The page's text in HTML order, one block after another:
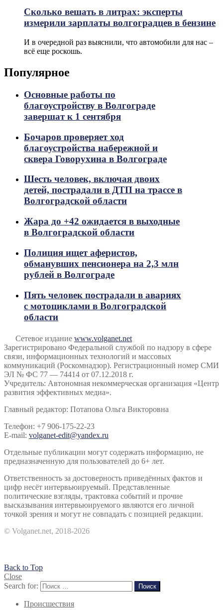
Сколько вешать в литрах: эксперты
измерили зарплаты волгоградцев в бензине
И в очередной раз выяснили, что автомобили для нас –
всё еще роскошь.
Популярное
Основные работы по
благоустройству в Волгограде
завершат к 1 сентября
Бочаров проверяет ход
благоустройства набережной и
сквера Говорухина в Волгограде
Шесть человек, включая двоих
детей, пострадали в ДТП на трассе в
Волгоградской области
Жара до +42 ожидается в выходные
в Волгоградской области
Полиция ищет аферистов,
обманувших пенсионера на 2,3 млн
рублей в Волгограде
Пять человек пострадали в авариях
с мотоциклами в Волгоградской
области
Сетевое издание www.volganet.net
Зарегистрировано Федеральной службой по надзору в сфере
связи, информационных технологий и массовых
коммуникаций (Роскомнадзор). Регистрационный номер СМИ
ЭЛ № ФС 77 — 74414 от 07.12.2018 г.
Учредитель: Автономная некоммерческая организация «Центр
развития эффективных медиа».
Главный редактор: Потапова Ольга Викторовна
Телефон: +7 906-175-22-23
E-mail: volganet-edit@yandex.ru
Отдельные публикации могут содержать информацию, не
предназначенную для пользователей до 6+ лет.
Ответственность за достоверность приведённых фактов и
цифр несёт интервьюируемый. Представленные
политические взгляды, трактовка событий и прочие
высказывания интервьюируемого являются его личной
точкой зрения и могут не совпадать с позицией редакции.
© Volganet.net, 2018-2026
Back to Top
Close
Search for:
Поиск
Происшествия